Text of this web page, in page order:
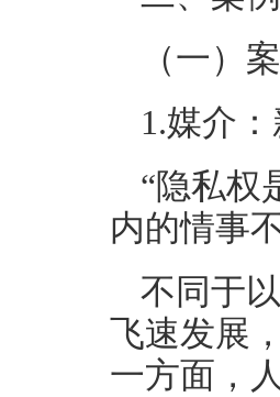
（一）
1.媒介
“隐私
内的情事
不同于
飞速发展
一方面，